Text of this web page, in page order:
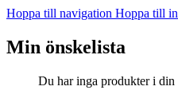
Hoppa till navigation Hoppa till
Min önskelista
Du har inga produkter i din